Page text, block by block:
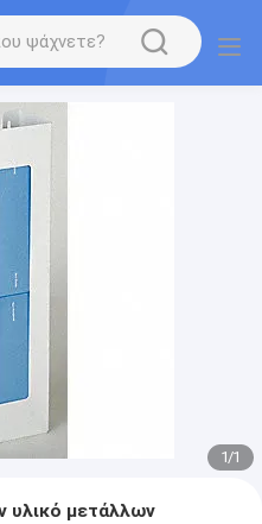
1/1
υλικό μετάλλων